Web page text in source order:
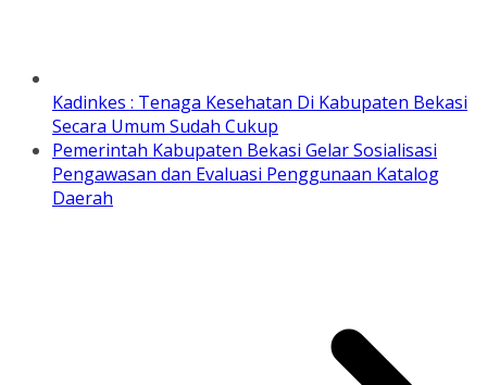
Kadinkes : Tenaga Kesehatan Di Kabupaten Bekasi
Secara Umum Sudah Cukup
Pemerintah Kabupaten Bekasi Gelar Sosialisasi
Pengawasan dan Evaluasi Penggunaan Katalog
Daerah